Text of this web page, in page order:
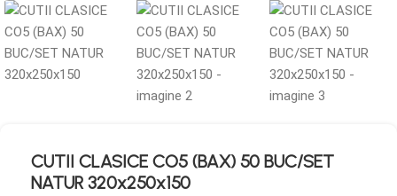
CUTII CLASICE CO5 (BAX) 50 BUC/SET
NATUR 320x250x150